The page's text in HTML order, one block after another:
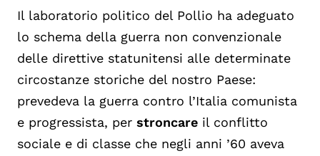
Il laboratorio politico del Pollio ha adeguato
lo schema della guerra non convenzionale
delle direttive statunitensi alle determinate
circostanze storiche del nostro Paese:
prevedeva la guerra contro l’Italia comunista
e progressista, per stroncare il conflitto
sociale e di classe che negli anni ’60 aveva